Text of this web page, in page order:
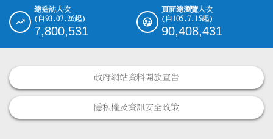
總造訪人次
(自93.07.26起)
7,800,531
頁面總瀏覽人次
(自105.7.15起)
90,408,431
政府網站資料開放宣告
隱私權及資訊安全政策